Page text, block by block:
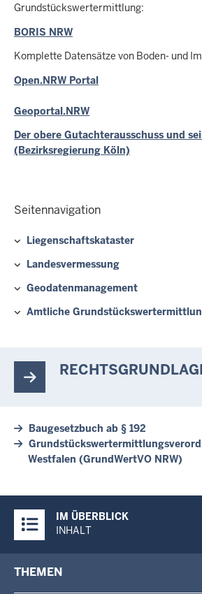
Grundstückswertermittlung:
BORIS NRW
Komplette Datensätze von Boden- und
Open.NRW Portal
Geoportal.NRW
Der obere Gutachterausschuss und
(Bezirksregierung Köln)
Seitennavigation
Liegenschaftskataster
Landesvermessung
Geodatenmanagement
Amtliche
Baugesetzbuch ab § 192
Westfalen (GrundWertVO NRW)
Inhalte
IM ÜBERBLICK
INHALT
menu
THEMEN